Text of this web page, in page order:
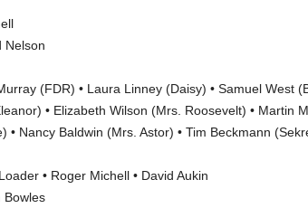
Nelson
(FDR) • Laura Linney (Daisy) • Samuel West
• Elizabeth Wilson (Mrs. Roosevelt) • Martin
• Nancy Baldwin (Mrs. Astor) • Tim Beckmann
• Roger Michell • David Aukin
Bowles